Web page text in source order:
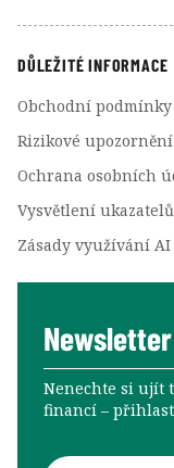
DŮLEŽITÉ INFORMACE
Obchodní podmínky
Rizikové upozornění
Ochrana osobních
Vysvětlení ukazatelů
Zásady využívání AI
Newsletter
Nenechte si ujít
financí –⁠⁠⁠⁠⁠⁠